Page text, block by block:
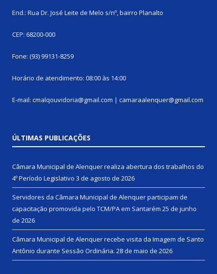
End.: Rua Dr. José Leite de Melo s/nº, bairro Planalto
CEP: 68200-000
Fone: (93) 99131-8259
Horário de atendimento: 08:00 às 14:00
E-mail: cmalqouvidoria@gmail.com | camaraalenquer@gmail.com
ÚLTIMAS PUBLICAÇÕES
Câmara Municipal de Alenquer realiza abertura dos trabalhos do
4º Período Legislativo 3 de agosto de 2026
Servidores da Câmara Municipal de Alenquer participam de
capacitação promovida pelo TCM/PA em Santarém 25 de junho
de 2026
Câmara Municipal de Alenquer recebe visita da Imagem de Santo
Antônio durante Sessão Ordinária. 28 de maio de 2026